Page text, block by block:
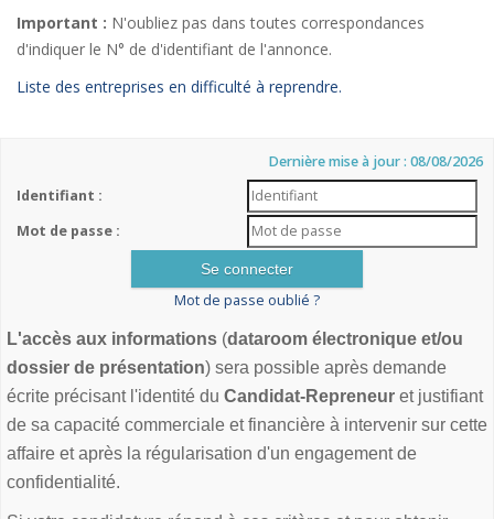
Important : N'oubliez pas dans toutes correspondances
d'indiquer le N° de d'identifiant de l'annonce.
Liste des entreprises en difficulté à reprendre.
Dernière mise à jour : 08/08/2026
Identifiant :
Mot de passe :
Mot de passe oublié ?
L'accès aux informations (dataroom électronique et/ou
dossier de présentation) sera possible après demande
écrite précisant l'identité du Candidat-Repreneur et justifiant
de sa capacité commerciale et financière à intervenir sur cette
affaire et après la régularisation d'un engagement de
confidentialité.